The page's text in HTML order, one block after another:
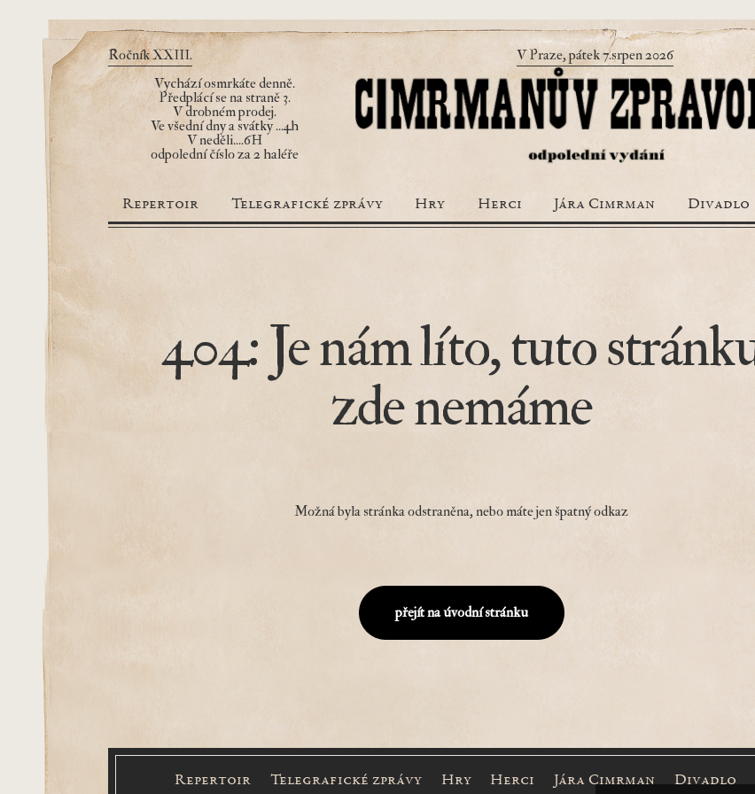
Ročník XXIII. V Praze, pátek 7.srpen 2026
Vychází osmrkáte denně.
Předplácí se na straně 3.
V drobném prodej.
Ve všední dny a svátky ...4h
V neděli....6H
odpolední číslo za 2 haléře
Repertoir Telegrafické zprávy Hry Herci Jára Cimrman Divadlo
404: Je nám líto, tuto
zde nemáme
Možná byla stránka odstraněna, nebo máte jen špatný odkaz
přejít na úvodní stránku
Repertoir Telegrafické zprávy Hry Herci Jára Cimrman Divadlo